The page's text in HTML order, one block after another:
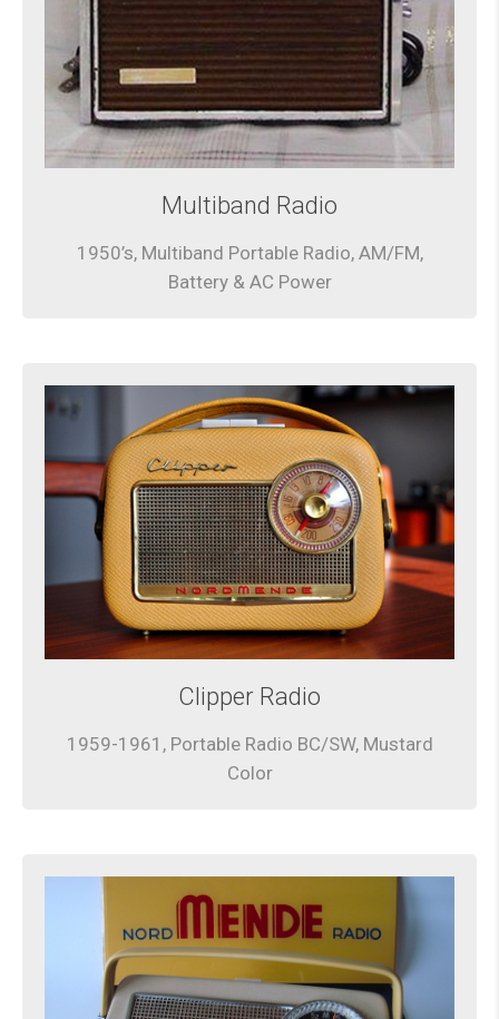
Multiband Radio
1950’s, Multiband Portable Radio, AM/FM,
Battery & AC Power
Clipper Radio
1959-1961, Portable Radio BC/SW, Mustard
Color